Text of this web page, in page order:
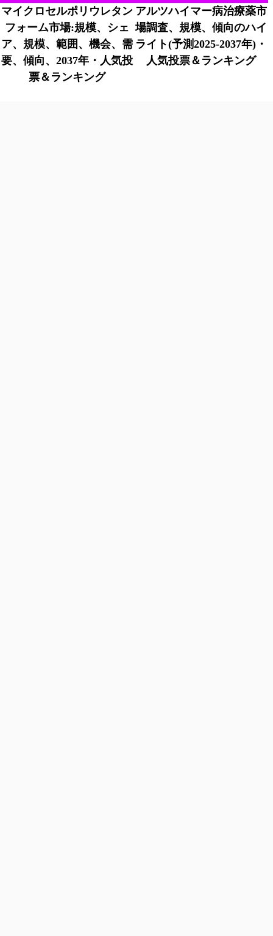
マイクロセルポリウレタン
フォーム市場:規模、シェ
ア、規模、範囲、機会、需
要、傾向、2037年・人気投
票＆ランキング
アルツハイマー病治療薬市
場調査、規模、傾向のハイ
ライト(予測2025-2037年)・
人気投票＆ランキング